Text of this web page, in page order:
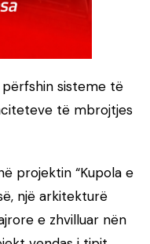
sisteme të
të mbrojtjes
projektin “Kupola e
një arkitekturë
e zhvilluar nën